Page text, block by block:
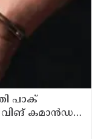
പാക്
വിങ് കമാന്‍ഡര്‍